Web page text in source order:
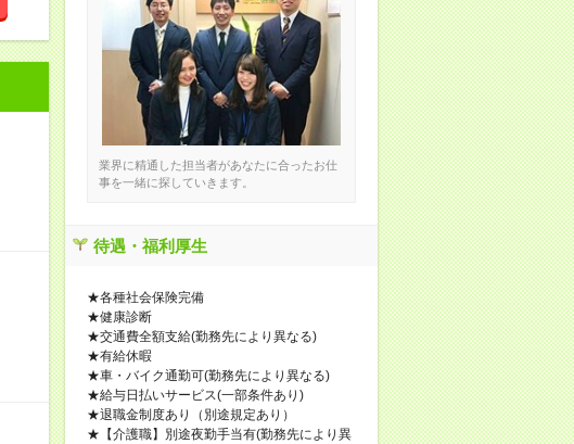
業界に精通した担当者があなたに合ったお仕
事を一緒に探していきます。
待遇・福利厚生
★各種社会保険完備
★健康診断
★交通費全額支給(勤務先により異なる)
★有給休暇
★車・バイク通勤可(勤務先により異なる)
★給与日払いサービス(一部条件あり)
★退職金制度あり（別途規定あり）
★【介護職】別途夜勤手当有(勤務先により異